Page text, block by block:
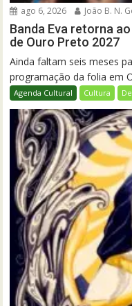
ago 6, 2026 João B. N.
Banda Eva retorna
de Ouro Preto 2027
Ainda faltam seis meses
programação da folia em
Agenda Cultural Cultura